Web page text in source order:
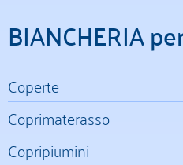
BIANCHERIA
Coperte
Coprimaterasso
Copripiumini